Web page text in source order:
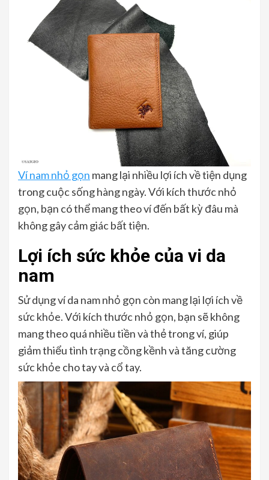
Ví nam nhỏ gọn mang lại nhiều lợi ích về tiện dụng
trong cuộc sống hàng ngày. Với kích thước nhỏ
gọn, bạn có thể mang theo ví đến bất kỳ đâu mà
không gây cảm giác bất tiện.
Lợi ích sức khỏe của vi da
nam
Sử dụng ví da nam nhỏ gọn còn mang lại lợi ích về
sức khỏe. Với kích thước nhỏ gọn, bạn sẽ không
mang theo quá nhiều tiền và thẻ trong ví, giúp
giảm thiểu tình trạng cồng kềnh và tăng cường
sức khỏe cho tay và cổ tay.